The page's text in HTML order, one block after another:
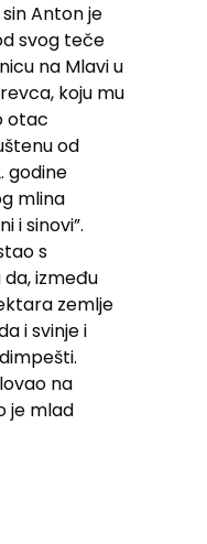
Anton je
svog teče
na Mlavi u
koju mu
otac
od
godine
mlina
i sinovi”.
s
između
zemlje
i svinje i
na
je mlad